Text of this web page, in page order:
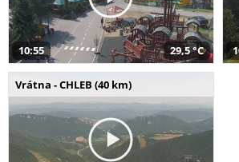
10:55 29,5 °C
Vrátna - CHLEB (40 km)